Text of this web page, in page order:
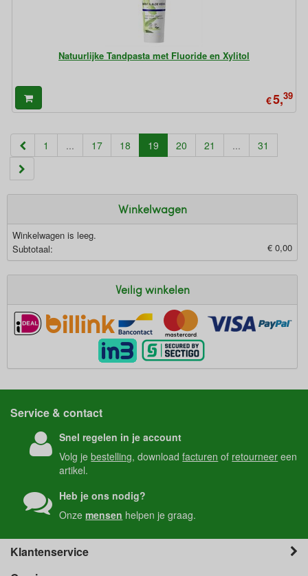
Natuurlijke Tandpasta met Fluoride en Xylitol
€5,39
1 ... 17 18 19 (current)
20 21 ... 31
Winkelwagen
Winkelwagen is leeg.
Subtotaal:
€ 0,00
Veilig winkelen
Service & contact
Snel regelen in je account
Volg jebestelling, downloadfacturen of retourneer een
artikel.
Heb je ons nodig?
Onzemensen helpen je graag.
Klantenservice